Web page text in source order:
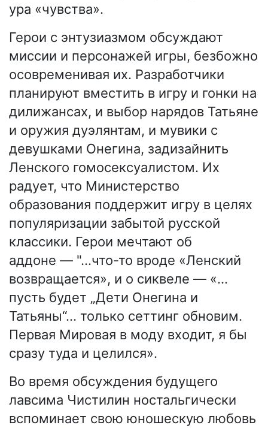
ура «чувства».
Герои с энтузиазмом обсуждают
миссии и персонажей игры, безбожно
осовременивая их. Разработчики
планируют вместить в игру и гонки на
дилижансах, и выбор нарядов Татьяне
и оружия дуэлянтам, и мувики с
девушками Онегина, задизайнить
Ленского гомосексуалистом. Их
радует, что Министерство
образования поддержит игру в целях
популяризации забытой русской
классики. Герои мечтают об
аддоне — "…что-то вроде «Ленский
возвращается», и о сиквеле — «…
пусть будет „Дети Онегина и
Татьяны“… только сеттинг обновим.
Первая Мировая в моду входит, я бы
сразу туда и целился».
Во время обсуждения будущего
лавсима Чистилин ностальгически
вспоминает свою юношескую любовь